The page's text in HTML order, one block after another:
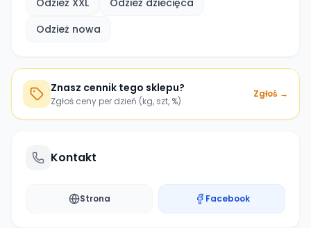
Odzież XXL
Odzież dziecięca
Odzież nowa
Znasz cennik tego sklepu?
Zgłoś ceny per dzień (kg, szt, %)
Zgłoś →
Kontakt
Strona Facebook